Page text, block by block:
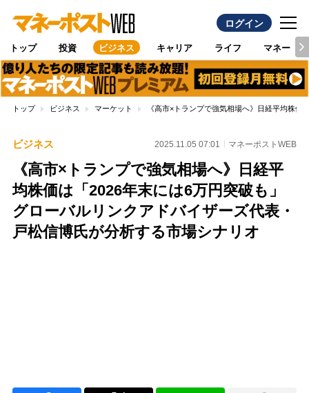
ログイン
トップ 投資 ビジネス キャリア ライフ マネー
トップ ビジネス マーケット 《高市×トランプで強気相場へ》日経平均株
ビジネス 2025.11.05 07:01 マネーポストWEB
《高市×トランプで強気相場へ》日経平
均株価は「2026年末には6万円突破も」
グローバルリンクアドバイザーズ代表・
戸松信博氏が分析する市場シナリオ